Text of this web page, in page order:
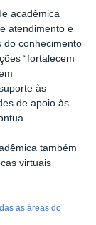
acadêmica
atendimento e
do conhecimento
“fortalecem
às
de apoio às
também
virtuais
as áreas do